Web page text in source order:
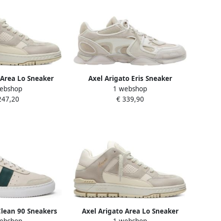
Lo Sneaker
Axel Arigato Eris Sneaker
1 webshop
€ 339,90
90 Sneakers
Axel Arigato Area Lo Sneaker